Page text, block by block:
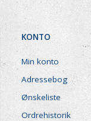
KONTO
Min konto
Adressebog
Ønskeliste
Ordrehistorik